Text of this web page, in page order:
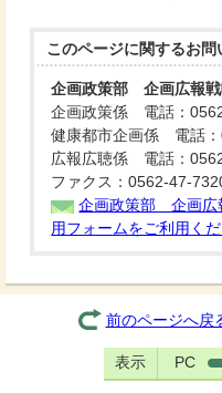
このページに関するお問
企画政策部 企画広報
企画政策係 電話：
健康都市企画係 電話
広報広聴係 電話：
ファクス：0562-47-
企画政策部 企画広
用フォームをご利用くだ
前のページへ戻
表示 PC